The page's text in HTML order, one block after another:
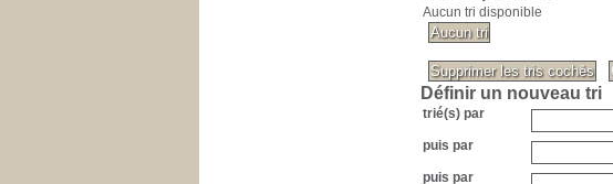
Aucun tri disponible
Définir un nouveau tri
trié(s) par
puis par
puis par